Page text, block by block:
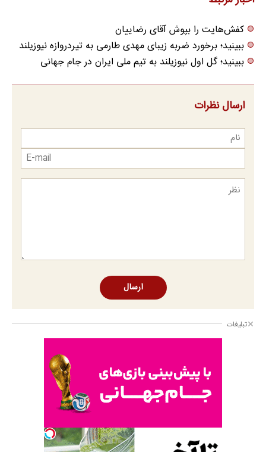
کفش‌هایت را بپوش آقای رضاییان
ببینید؛ برخورد ضربه زیبای مهدی طارمی به تیردروازه نیوزیلند
ببینید؛ گل اول نیوزیلند به تیم ملی ایران در جام جهانی
ارسال نظرات
ارسال
تبلیغات